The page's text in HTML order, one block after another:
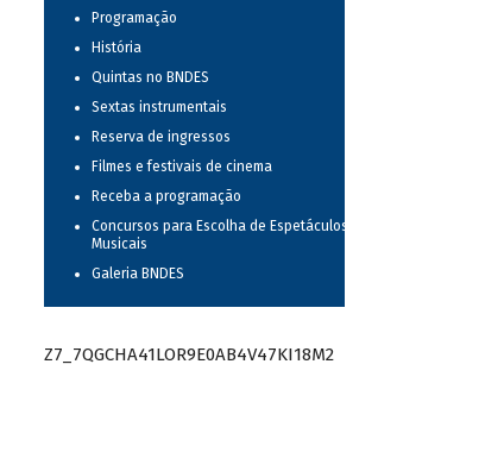
Programação
História
Quintas no BNDES
Sextas instrumentais
Reserva de ingressos
Filmes e festivais de cinema
Receba a programação
Concursos para Escolha de Espetáculos
Musicais
Galeria BNDES
Z7_7QGCHA41LOR9E0AB4V47KI18M2